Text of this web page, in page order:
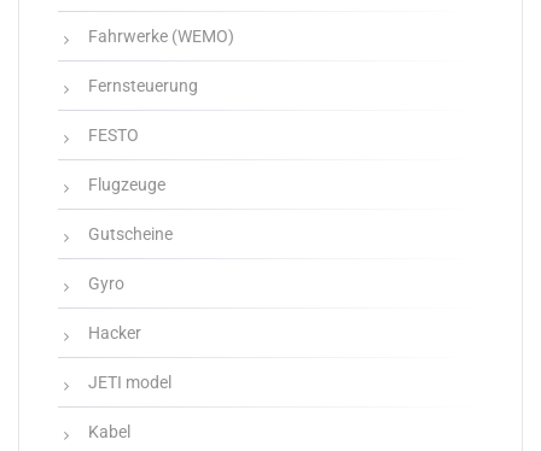
Fahrwerke (WEMO)
Fernsteuerung
FESTO
Flugzeuge
Gutscheine
Gyro
Hacker
JETI model
Kabel